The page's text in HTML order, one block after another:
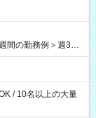
間の勤務例＞週3回
仕事
/ 10名以上の大量